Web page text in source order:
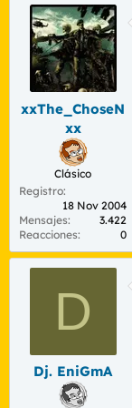
xxThe_ChoseN
xx
Clásico
Registro
18 Nov 2004
Mensajes
3.422
Reacciones
0
D
Dj. EniGmA